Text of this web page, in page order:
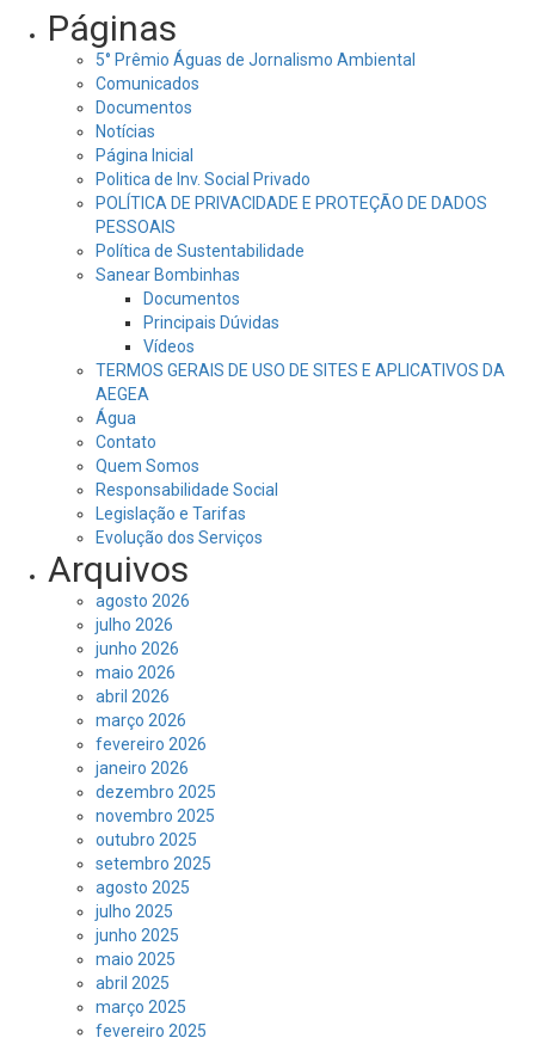
Páginas
5° Prêmio Águas de Jornalismo Ambiental
Comunicados
Documentos
Notícias
Página Inicial
Politica de Inv. Social Privado
POLÍTICA DE PRIVACIDADE E PROTEÇÃO DE DADOS
PESSOAIS
Política de Sustentabilidade
Sanear Bombinhas
Documentos
Principais Dúvidas
Vídeos
TERMOS GERAIS DE USO DE SITES E APLICATIVOS DA
AEGEA
Água
Contato
Quem Somos
Responsabilidade Social
Legislação e Tarifas
Evolução dos Serviços
Arquivos
agosto 2026
julho 2026
junho 2026
maio 2026
abril 2026
março 2026
fevereiro 2026
janeiro 2026
dezembro 2025
novembro 2025
outubro 2025
setembro 2025
agosto 2025
julho 2025
junho 2025
maio 2025
abril 2025
março 2025
fevereiro 2025